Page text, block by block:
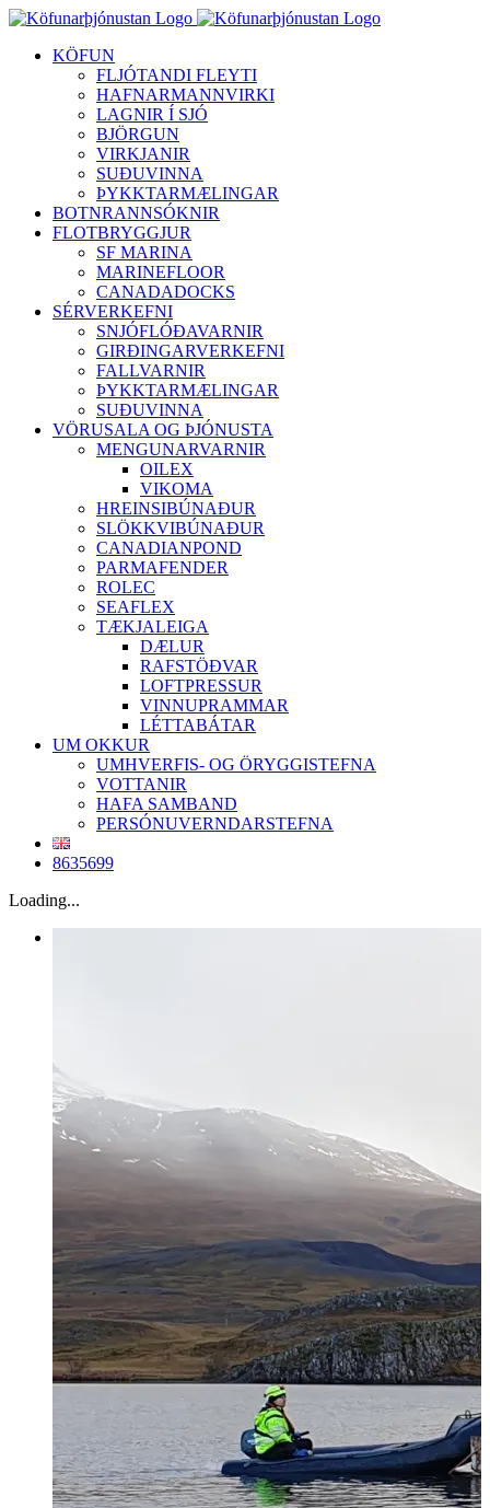
Skip
contentKÖFUN
FLJÓTANDI FLEYTI
HAFNARMANNVIRKI
LAGNIR Í SJÓ
BJÖRGUN
VIRKJANIR
SUÐUVINNA
ÞYKKTARMÆLINGAR
BOTNRANNSÓKNIR
FLOTBRYGGJUR
SF MARINA
MARINEFLOOR
CANADADOCKS
SÉRVERKEFNI
SNJÓFLÓÐAVARNIR
GIRÐINGARVERKEFNI
FALLVARNIR
ÞYKKTARMÆLINGAR
SUÐUVINNA
VÖRUSALA OG ÞJÓNUSTA
MENGUNARVARNIR
OILEX
VIKOMA
HREINSIBÚNAÐUR
SLÖKKVIBÚNAÐUR
CANADIANPOND
PARMAFENDER
ROLEC
SEAFLEX
TÆKJALEIGA
DÆLUR
RAFSTÖÐVAR
LOFTPRESSUR
VINNUPRAMMAR
LÉTTABÁTAR
UM OKKUR
UMHVERFIS- OG ÖRYGGISTEFNA
VOTTANIR
HAFA SAMBAND
PERSÓNUVERNDARSTEFNA
8635699
Loading...